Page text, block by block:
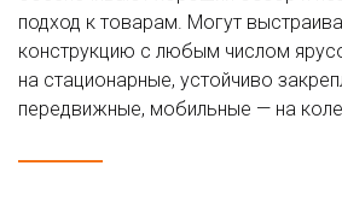
подход к товарам. Могут
конструкцию с любым числом
на стационарные, устойчиво
передвижные, мобильные — на